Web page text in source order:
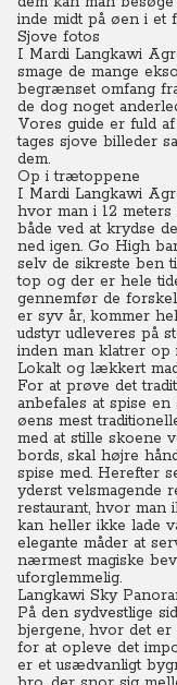
inde midt på øen i et
Sjove fotos
I Mardi Langkawi
smage de mange
begrænset omfang
de dog noget
Vores guide er fuld
tages sjove billeder
dem.
Op i trætoppene
I Mardi Langkawi
hvor man i 12
både ved at krydse
ned igen. Go High
selv de sikreste ben
top og der er hele
gennemfør de
er syv år, kommer
udstyr udleveres på
inden man klatrer
Lokalt og lækkert
For at prøve det
anbefales at spise
øens mest
med at stille skoene
bords, skal højre
spise med. Herefter
yderst velsmagende
restaurant, hvor man
kan heller ikke lade
elegante måder at
nærmest magiske
uforglemmelig.
Langkawi Sky
På den sydvestlige
bjergene, hvor det er
for at opleve det
er et usædvanligt